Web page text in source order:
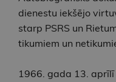
dienestu iekšējo
starp PSRS un
tikumiem un
1966. gada 13.